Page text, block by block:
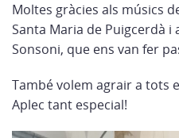
Moltes gràcies als músics
Santa Maria de Puigcerdà i
Sonsoni, que ens van fer
També volem agrair a tots
Aplec tant especial!